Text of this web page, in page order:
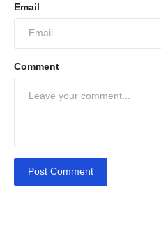
Email
Comment
Post Comment